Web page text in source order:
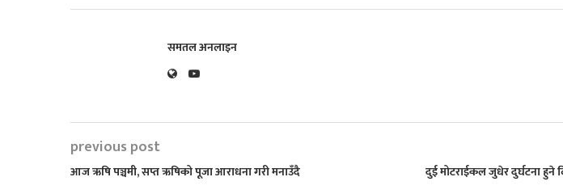
समतल अनलाइन
previous post
आज ऋषि पञ्चमी, सप्त ऋषिको पूजा आराधना गरी मनाउँदै
दुई मोटराईकल जुधेर दुर्घटना हुने